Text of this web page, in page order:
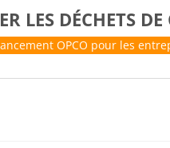
LES DÉCHETS
OPCO pour les